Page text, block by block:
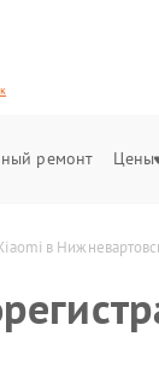
ремонт Цены
в